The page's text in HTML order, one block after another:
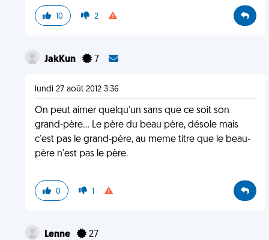
10 2
JakKun 7
lundi 27 août 2012 3:36
On peut aimer quelqu'un sans que ce soit son
grand-père... Le père du beau père, désole mais
c'est pas le grand-père, au meme titre que le beau-
père n'est pas le père.
0 1
Lenne 27